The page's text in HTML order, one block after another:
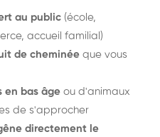
au public (école,
accueil familial)
de cheminée que vous
en bas âge ou d'animaux
de s'approcher
directement le